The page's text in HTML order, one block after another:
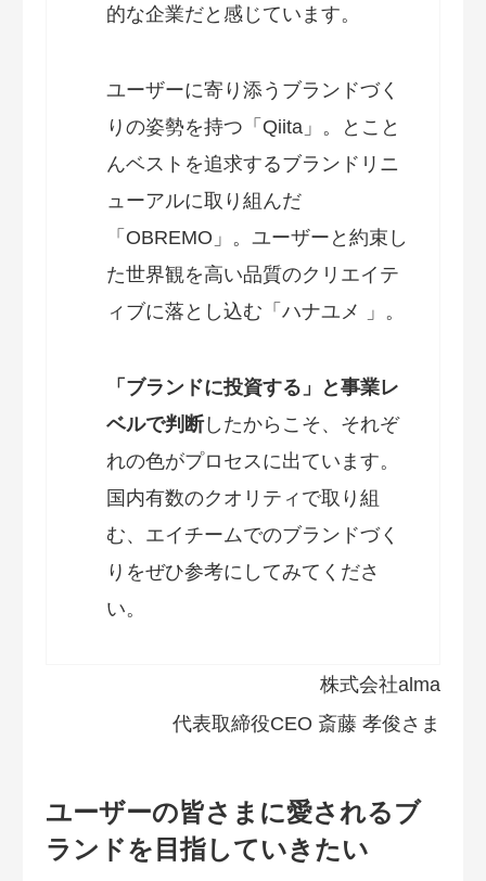
的な企業だと感じています。
ユーザーに寄り添うブランドづく
りの姿勢を持つ「Qiita」。とこと
んベストを追求するブランドリニ
ューアルに取り組んだ
「OBREMO」。ユーザーと約束し
た世界観を高い品質のクリエイテ
ィブに落とし込む「ハナユメ 」。
「ブランドに投資する」と事業レ
ベルで判断したからこそ、それぞ
れの色がプロセスに出ています。
国内有数のクオリティで取り組
む、エイチームでのブランドづく
りをぜひ参考にしてみてくださ
い。
株式会社alma
代表取締役CEO 斎藤 孝俊さま
ユーザーの皆さまに愛されるブ
ランドを目指していきたい